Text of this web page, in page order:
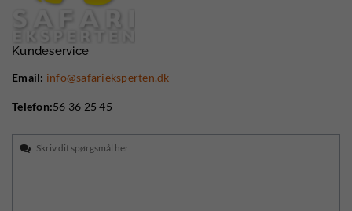
Kundeservice
Email: info@safarieksperten.dk
Telefon:56 36 25 45